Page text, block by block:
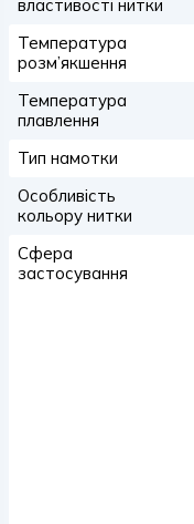
властивості нитки
Температура
розм’якшення
Температура
плавлення
Тип намотки
Особливість
кольору нитки
Сфера
застосування